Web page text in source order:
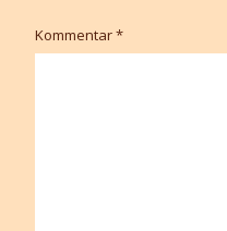
Kommentar*